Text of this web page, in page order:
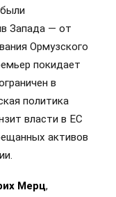
были
Запада — от
Ормузского
покидает
в
политика
власти в ЕС
активов
Мерц,